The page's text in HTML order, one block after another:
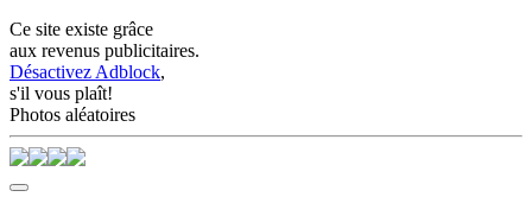
Ce site existe grâce
aux revenus publicitaires.
Désactivez Adblock,
s'il vous plaît!
Photos aléatoires